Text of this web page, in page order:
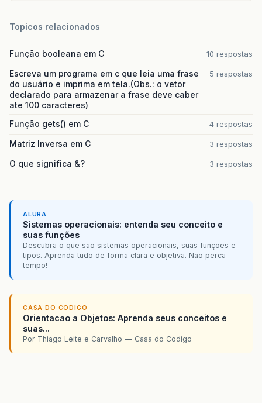
Topicos relacionados
Função booleana em C 10 respostas
Escreva um programa em c que leia uma frase
do usuário e imprima em tela.(Obs.: o vetor
declarado para armazenar a frase deve caber
ate 100 caracteres)
5 respostas
Função gets() em C 4 respostas
Matriz Inversa em C 3 respostas
O que significa &? 3 respostas
ALURA
Sistemas operacionais: entenda seu conceito e
suas funções
Descubra o que são sistemas operacionais, suas funções e
tipos. Aprenda tudo de forma clara e objetiva. Não perca
tempo!
CASA DO CODIGO
Orientacao a Objetos: Aprenda seus conceitos e
suas...
Por Thiago Leite e Carvalho — Casa do Codigo